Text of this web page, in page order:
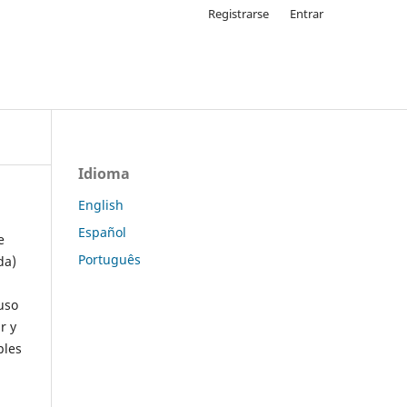
Registrarse Entrar
y
Idioma
English
Español
Português